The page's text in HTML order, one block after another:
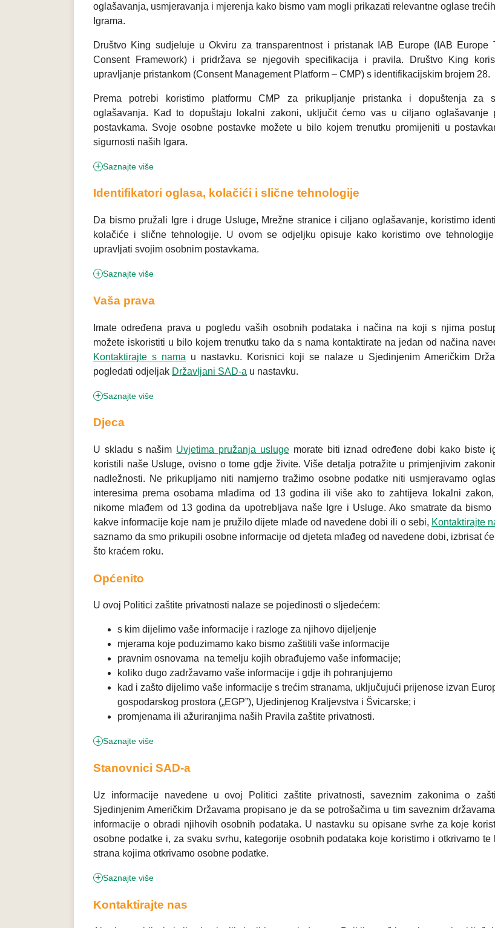
oglašavanja, usmjeravanja i mjerenja kako bismo vam mogli prikazati relevantne oglase
Igrama.
Društvo King sudjeluje u Okviru za transparentnost i pristanak IAB Europe (IAB Europe
Consent Framework) i pridržava se njegovih specifikacija i pravila. Društvo King
upravljanje pristankom (Consent Management Platform – CMP) s identifikacijskim brojem 28.
Prema potrebi koristimo platformu CMP za prikupljanje pristanka i dopuštenja za
oglašavanja. Kad to dopuštaju lokalni zakoni, uključit ćemo vas u ciljano oglašavanje
postavkama. Svoje osobne postavke možete u bilo kojem trenutku promijeniti u
sigurnosti naših Igara.
Saznajte više
Identifikatori oglasa, kolačići i slične tehnologije
Da bismo pružali Igre i druge Usluge, Mrežne stranice i ciljano oglašavanje, koristimo
kolačiće i slične tehnologije. U ovom se odjeljku opisuje kako koristimo ove
upravljati svojim osobnim postavkama.
Saznajte više
Vaša prava
Imate određena prava u pogledu vaših osobnih podataka i načina na koji s njima
možete iskoristiti u bilo kojem trenutku tako da s nama kontaktirate na jedan od načina
Kontaktirajte s nama u nastavku. Korisnici koji se nalaze u Sjedinjenim Američkim
pogledati odjeljak Državljani SAD-a u nastavku.
Saznajte više
Djeca
U skladu s našim Uvjetima pružanja uslugemorate biti iznad određene dobi kako biste
koristili naše Usluge, ovisno o tome gdje živite. Više detalja potražite u primjenjivim
nadležnosti. Ne prikupljamo niti namjerno tražimo osobne podatke niti usmjeravamo
interesima prema osobama mlađima od 13 godina ili više ako to zahtijeva lokalni
nikome mlađem od 13 godina da upotrebljava naše Igre i Usluge. Ako smatrate da
kakve informacije koje nam je pružilo dijete mlađe od navedene dobi ili o sebi, Kontaktirajte
saznamo da smo prikupili osobne informacije od djeteta mlađeg od navedene dobi, izbrisat
što kraćem roku.
Općenito
U ovoj Politici zaštite privatnosti nalaze se pojedinosti o sljedećem:
s kim dijelimo vaše informacije i razloge za njihovo dijeljenje
mjerama koje poduzimamo kako bismo zaštitili vaše informacije
pravnim osnovama na temelju kojih obrađujemo vaše informacije;
koliko dugo zadržavamo vaše informacije i gdje ih pohranjujemo
kad i zašto dijelimo vaše informacije s trećim stranama, uključujući prijenose izvan
gospodarskog prostora („EGP”), Ujedinjenog Kraljevstva i Švicarske; i
promjenama ili ažuriranjima naših Pravila zaštite privatnosti.
Saznajte više
Stanovnici SAD-a
Uz informacije navedene u ovoj Politici zaštite privatnosti, saveznim zakonima o
Sjedinjenim Američkim Državama propisano je da se potrošačima u tim saveznim
informacije o obradi njihovih osobnih podataka. U nastavku su opisane svrhe za koje
osobne podatke i, za svaku svrhu, kategorije osobnih podataka koje koristimo i otkrivamo te
strana kojima otkrivamo osobne podatke.
Saznajte više
Kontaktirajte nas